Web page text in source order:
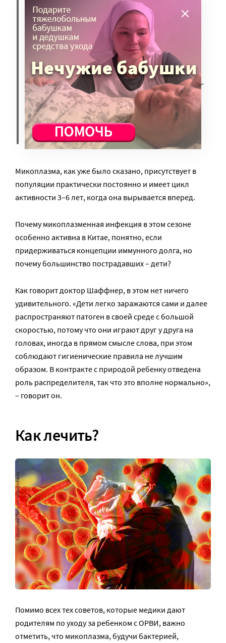
строгий локдаун, чем любая из
стран мира, ожидалось, что
выход из него повлечет очень
значительные волны других
респираторных заболеваний», –
говорит биолог из
Университетского колледжа
Лондона Франсуа Баллу.
Микоплазма, как уже было сказано, присутствует в
популяции практически постоянно и имеет цикл
активности 3–6 лет, когда она вырывается вперед.
Почему микоплазменная инфекция в этом сезоне
особенно активна в Китае, понятно, если
придерживаться концепции иммунного долга, но
почему большинство пострадавших – дети?
Как говорит доктор Шаффнер, в этом нет ничего
удивительного. «Дети легко заражаются сами и далее
распространяют патоген в своей среде с большой
скоростью, потому что они играют друг у друга на
головах, иногда в прямом смысле слова, при этом
соблюдают гигиенические правила не лучшим
образом. В контракте с природой ребенку отведена
роль распределителя, так что это вполне нормально»,
– говорит он.
Как лечить?
Помимо всех тех советов, которые медики дают
родителям по уходу за ребенком с ОРВИ, важно
отметить, что микоплазма, будучи бактерией,